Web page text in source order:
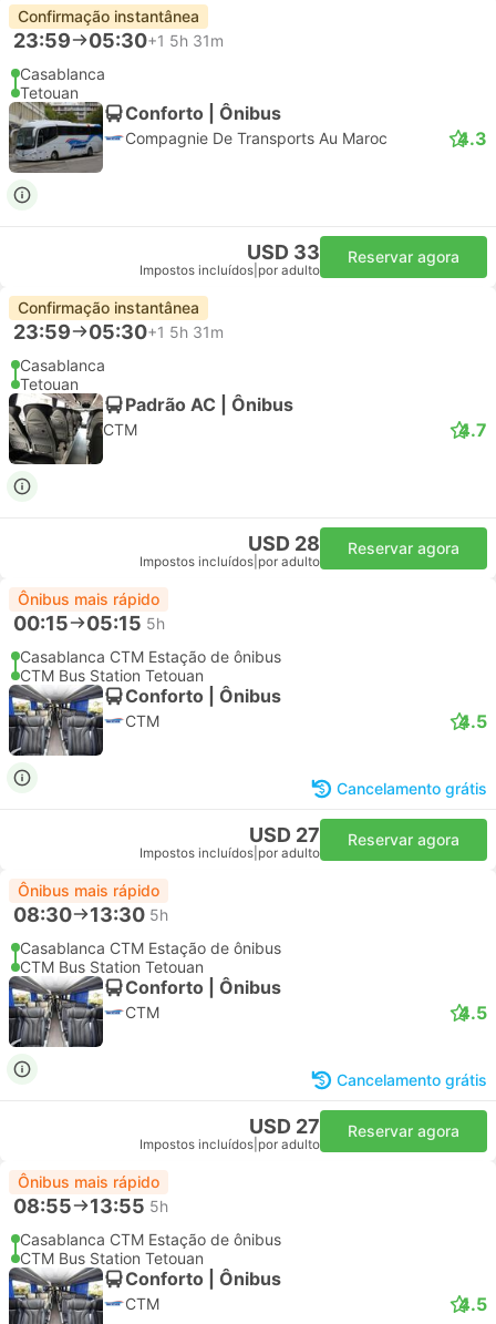
Confirmação instantânea
23:59 05:30+1 5h 31m
Casablanca
Tetouan
Conforto | Ônibus
Compagnie De Transports Au Maroc 4.3
USD 33
Impostos incluídos por adulto
Reservar agora
Confirmação instantânea
23:59 05:30+1 5h 31m
Casablanca
Tetouan
Padrão AC | Ônibus
CTM 4.7
USD 28
Impostos incluídos por adulto
Reservar agora
Ônibus mais rápido
00:15 05:15 5h
Casablanca CTM Estação de ônibus
CTM Bus Station Tetouan
Conforto | Ônibus
CTM 4.5
Cancelamento grátis
USD 27
Impostos incluídos por adulto
Reservar agora
Ônibus mais rápido
08:30 13:30 5h
Casablanca CTM Estação de ônibus
CTM Bus Station Tetouan
Conforto | Ônibus
CTM 4.5
Cancelamento grátis
USD 27
Impostos incluídos por adulto
Reservar agora
Ônibus mais rápido
08:55 13:55 5h
Casablanca CTM Estação de ônibus
CTM Bus Station Tetouan
Conforto | Ônibus
CTM 4.5